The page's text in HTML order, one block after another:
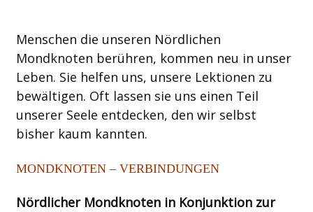
Menschen die unseren Nördlichen
Mondknoten berühren, kommen neu in unser
Leben. Sie helfen uns, unsere Lektionen zu
bewältigen. Oft lassen sie uns einen Teil
unserer Seele entdecken, den wir selbst
bisher kaum kannten.
MONDKNOTEN – VERBINDUNGEN
Nördlicher Mondknoten in Konjunktion zur